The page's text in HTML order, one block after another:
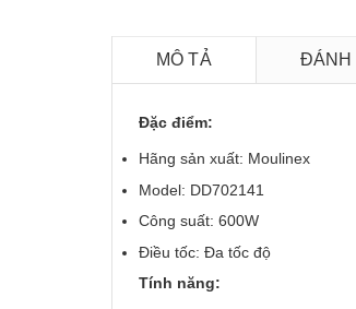
MÔ TẢ ĐÁNH
Đặc điểm:
Hãng sản xuất: Moulinex
Model: DD702141
Công suất: 600W
Điều tốc: Đa tốc độ
Tính năng: